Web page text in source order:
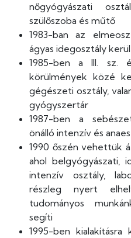
nőgyógyászati
szülőszoba és műtő
1983-ban az
ágyas idegosztály
1985-ben a III. sz.
körülmények közé
gégészeti osztály,
gyógyszertár
1987-ben a
önálló intenzív és
1990 őszén vehettük
ahol belgyógyászati,
intenzív osztály,
részleg nyert
tudományos
segíti
1995-ben